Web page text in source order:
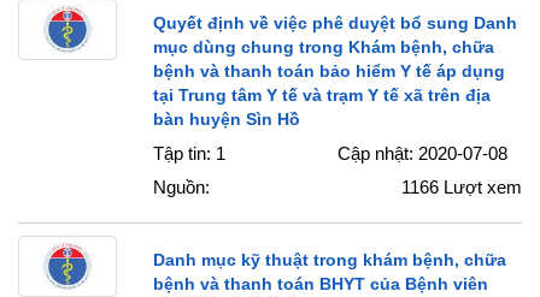
Quyết định về việc phê duyệt bổ sung Danh
mục dùng chung trong Khám bệnh, chữa
bệnh và thanh toán bảo hiểm Y tế áp dụng
tại Trung tâm Y tế và trạm Y tế xã trên địa
bàn huyện Sìn Hồ
Tập tin: 1
Cập nhật: 2020-07-08
Nguồn:
1166 Lượt xem
Danh mục kỹ thuật trong khám bệnh, chữa
bệnh và thanh toán BHYT của Bệnh viên